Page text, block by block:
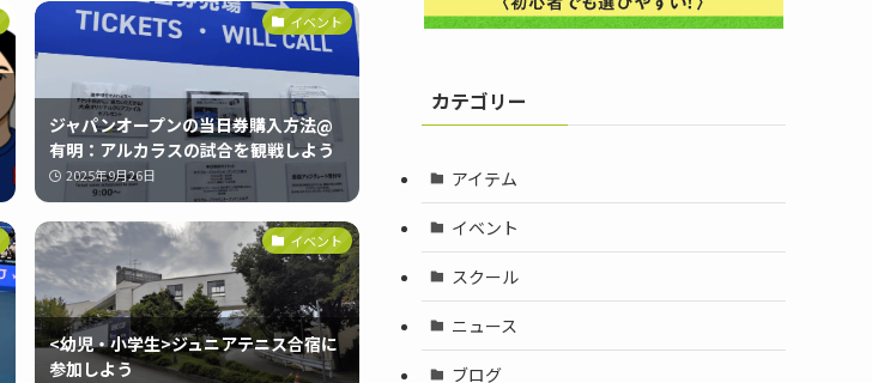
イベント
ジャパンオープンの当日券購入方法@
有明：アルカラスの試合を観戦しよう
2025年9月26日
イベント
<幼児・小学生>ジュニアテニス合宿に
参加しよう
カテゴリー
アイテム
イベント
スクール
ニュース
ブログ